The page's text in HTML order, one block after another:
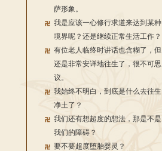
萨形象。
我是应该一心修行求道来达到某种
境界呢？还是继续正常生活工作？
有位老人临终时讲话也含糊了，但
还是非常安详地往生了，很不可思
议。
我始终不明白，到底是什么去往生
净土了？
我们还有想超度的想法，那是不是
我们的障碍？
要不要超度堕胎婴灵？